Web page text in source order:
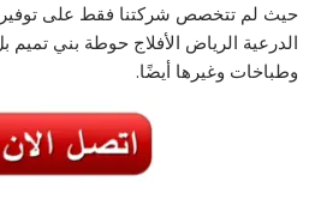
حيث لم تتخصص شركتنا فقط على توفير
الدرعية الرياض الأفلاج حوطة بني
وطباخات وغيرها أيضًا.